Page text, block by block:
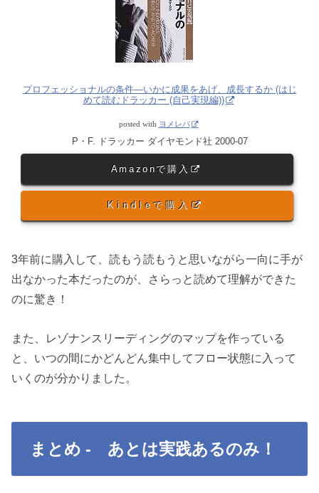
プロフェッショナルの条件―いかに成果をあげ、成長するか (はじ
めて読むドラッカー (自己実現編))
posted with ヨメレバ
P・F. ドラッカー ダイヤモンド社 2000-07
Amazonで購入
Kindleで購入
3年前に購入して、読もう読もうと思いながら一向に手が
出なかった本だったのが、さらっと読めて理解ができた
のに驚き！
また、レゾナンスリーディングのマップを作っている
と、いつの間にかどんどん集中してフロー状態に入って
いくのが分かりました。
まとめ - あとは実践あるのみ！